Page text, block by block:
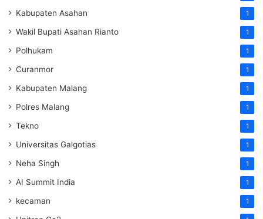
Kabupaten Asahan 1
Wakil Bupati Asahan Rianto 1
Polhukam 1
Curanmor 1
Kabupaten Malang 1
Polres Malang 1
Tekno 1
Universitas Galgotias 1
Neha Singh 1
AI Summit India 1
kecaman 1